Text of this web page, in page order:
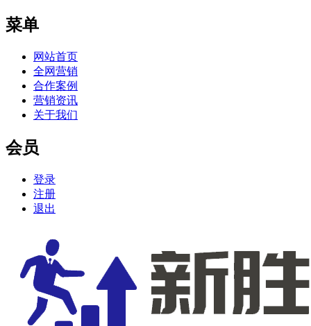
菜单
网站首页
全网营销
合作案例
营销资讯
关于我们
会员
登录
注册
退出